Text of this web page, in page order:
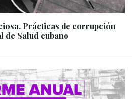
Prácticas de corrupción
de Salud cubano